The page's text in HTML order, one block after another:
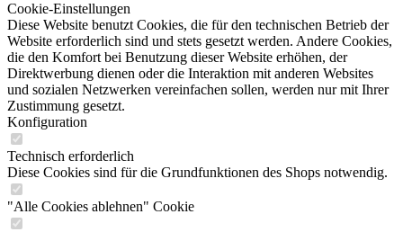
Cookie-Einstellungen
Diese Website benutzt Cookies, die für den technischen Betrieb der
Website erforderlich sind und stets gesetzt werden. Andere Cookies,
die den Komfort bei Benutzung dieser Website erhöhen, der
Direktwerbung dienen oder die Interaktion mit anderen Websites
und sozialen Netzwerken vereinfachen sollen, werden nur mit Ihrer
Zustimmung gesetzt.
Konfiguration
Technisch erforderlich
Diese Cookies sind für die Grundfunktionen des Shops notwendig.
"Alle Cookies ablehnen" Cookie